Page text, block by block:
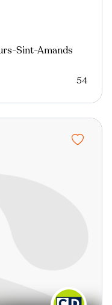
Sint-Amands
54